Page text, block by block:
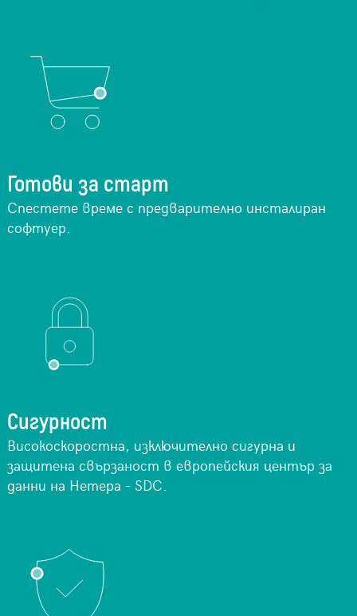
Готови за старт
Спестете време с предварително инсталиран
софтуер.
Сигурност
Високоскоростна, изключително сигурна и
защитена свързаност в европейския център за
данни на Нетера - SDC.